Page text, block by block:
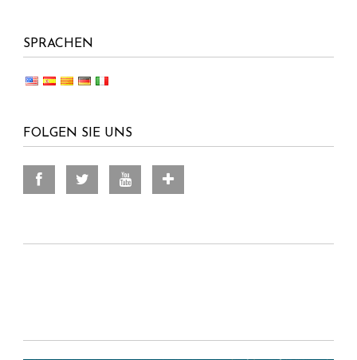
SPRACHEN
FOLGEN SIE UNS